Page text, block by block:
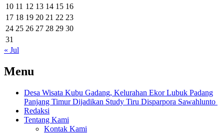
10 11 12 13 14 15 16
17 18 19 20 21 22 23
24 25 26 27 28 29 30
31
« Jul
Menu
Desa Wisata Kubu Gadang, Kelurahan Ekor Lubuk Padang
Panjang Timur Dijadikan Study Tiru Disparpora Sawahlunto
Redaksi
Tentang Kami
Kontak Kami